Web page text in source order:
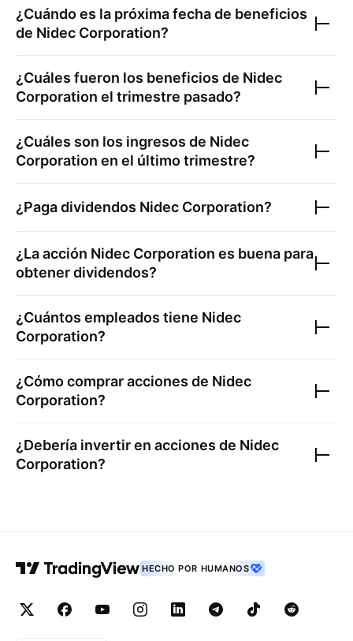
¿Cuándo es la próxima fecha de beneficios
de Nidec Corporation?
¿Cuáles fueron los beneficios de Nidec
Corporation el trimestre pasado?
¿Cuáles son los ingresos de Nidec
Corporation en el último trimestre?
¿Paga dividendos Nidec Corporation?
¿La acción Nidec Corporation es buena para
obtener dividendos?
¿Cuántos empleados tiene Nidec
Corporation?
¿Cómo comprar acciones de Nidec
Corporation?
¿Debería invertir en acciones de Nidec
Corporation?
HECHO POR HUMANOS